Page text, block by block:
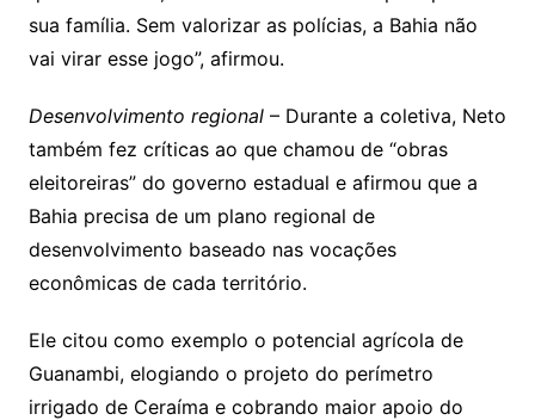
sua família. Sem valorizar as polícias, a Bahia não
vai virar esse jogo”, afirmou.
Desenvolvimento regional– Durante a coletiva, Neto
também fez críticas ao que chamou de “obras
eleitoreiras” do governo estadual e afirmou que a
Bahia precisa de um plano regional de
desenvolvimento baseado nas vocações
econômicas de cada território.
Ele citou como exemplo o potencial agrícola de
Guanambi, elogiando o projeto do perímetro
irrigado de Ceraíma e cobrando maior apoio do